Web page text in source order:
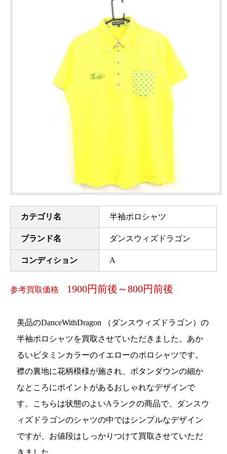
カテゴリ名 半袖ポロシャツ
ブランド名 ダンスウィズドラゴン
コンディション A
参考買取価格 1900円前後～800円前後
美品のDanceWithDragon （ダンスウィズドラゴン）の
半袖ポロシャツを買取させていただきました。あか
るいビタミンカラーのイエローのポロシャツです。
襟の裏地に花柄模様が施され、ボタンダウンの細か
なところにポイントがあるおしゃれなデザインで
す。こちらは状態のよいAランクの商品で、ダンスウ
ィズドラゴンのシャツの中ではシンプルなデザイン
ですが、お値段はしっかりつけて買取させていただ
きました。